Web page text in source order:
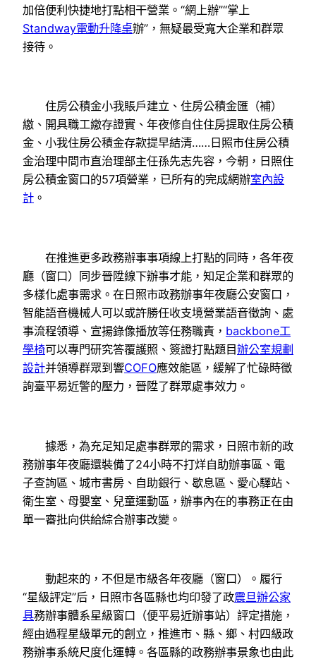
加倍便利快捷地打點相干營業。“網上辦”“掌上
Standway電動升降桌辦”，無疑最受寬大企業和群眾
接待。
住房公積金小我賬戶建立、住房公積金匯（補）
繳、開具職工繳存證實、年夜修自住住房提取住房公積
金、小我住房公積金存款提早結清……日照市住房公積
金治理中間市直治理部主任孫先志先容，今朝，日照住
房公積金窗口的57項營業，已所有的完成網辦室內設
計 。
在推進更多政務辦事事項線上打點的同時，各年夜
廳（窗口）同步晉陞線下辦事才能，知足企業和群眾的
多樣化處事需求。在日照市政務辦事年夜廳公安窗口，
智能語音機械人可以或許勝任收支境營業語音徵詢、處
事流程領導、宣揚錄像播放等任務職責， backbone工
學椅可以專門研究答覆護照、簽證打點題目辦公室規劃
設計并領導群眾到響COFO應效能區，緩解了忙碌時徵
詢臺平易近警的壓力，晉陞了群眾處事效力。
據悉，為充足知足處事群眾的需求，日照市新的政
務辦事年夜廳還裝備了24小時不打烊自助辦事區、電
子查詢區、城市書房、自助銀行、歇息區、愛心驛站、
衛生室、母嬰室、兒童運動區，辦事內在的事務正在由
單一審批向供給綜合辦事改變。
動起來的，不但是市級各年夜廳（窗口）。履行
“星級評定”后，日照市各區縣也均印發了政震旦辦公家
具務辦事體系星級窗口（便平易近辦事站）評定措施，
經由過程星級單元的創立，推進市、縣、鄉、村四級政
務辦事系統尺度化運轉。各區縣的政務辦事景象也由此